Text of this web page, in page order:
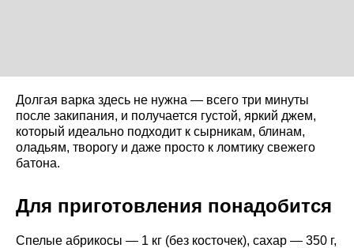
Долгая варка здесь не нужна — всего три минуты
после закипания, и получается густой, яркий джем,
который идеально подходит к сырникам, блинам,
оладьям, творогу и даже просто к ломтику свежего
батона.
Для приготовления понадобится
Спелые абрикосы — 1 кг (без косточек), сахар — 350 г,